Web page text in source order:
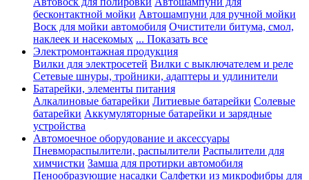
бесконтактной мойки Автошампуни для ручной мойки
Воск для мойки автомобиля Очистители битума, смол,
наклеек и насекомых ... Показать все
Электромонтажная продукция
Вилки для электросетей Вилки с выключателем и реле
Сетевые шнуры, тройники, адаптеры и удлинители
Батарейки, элементы питания
Алкалиновые батарейки Литиевые батарейки Солевые
батарейки Аккумуляторные батарейки и зарядные
устройства
Автомоечное оборудование и аксессуары
Пневмораспылители, распылители Распылители для
химчистки Замша для протирки автомобиля
Пенообразующие насадки Салфетки из микрофибры для